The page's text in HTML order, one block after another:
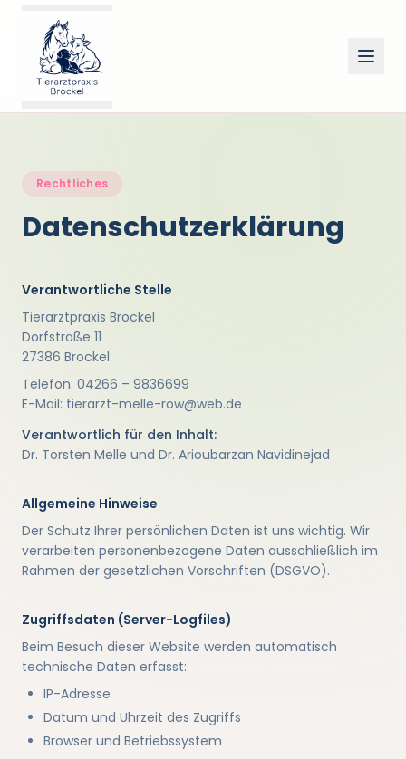
Rechtliches
Datenschutzerklärung
Verantwortliche Stelle
Tierarztpraxis Brockel
Dorfstraße 11
27386 Brockel
Telefon: 04266 – 9836699
E-Mail: tierarzt-melle-row@web.de
Verantwortlich für den Inhalt:
Dr. Torsten Melle und Dr. Arioubarzan Navidinejad
Allgemeine Hinweise
Der Schutz Ihrer persönlichen Daten ist uns wichtig. Wir
verarbeiten personenbezogene Daten ausschließlich im
Rahmen der gesetzlichen Vorschriften (DSGVO).
Zugriffsdaten (Server-Logfiles)
Beim Besuch dieser Website werden automatisch
technische Daten erfasst:
IP-Adresse
Datum und Uhrzeit des Zugriffs
Browser und Betriebssystem